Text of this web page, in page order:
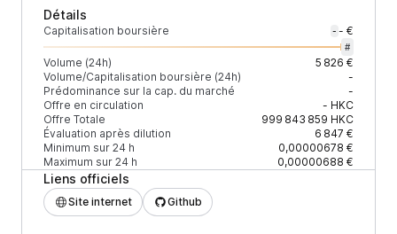
Détails
Capitalisation boursière - - €
#
Volume (24h)
5 826 €
Volume/Capitalisation boursière (24h)
-
Prédominance sur la cap. du marché
-
Offre en circulation
- HKC
Offre Totale
999 843 859 HKC
Évaluation après dilution
6 847 €
Minimum sur 24 h
0,00000678 €
Maximum sur 24 h
0,00000688 €
Liens officiels
Site internet Github